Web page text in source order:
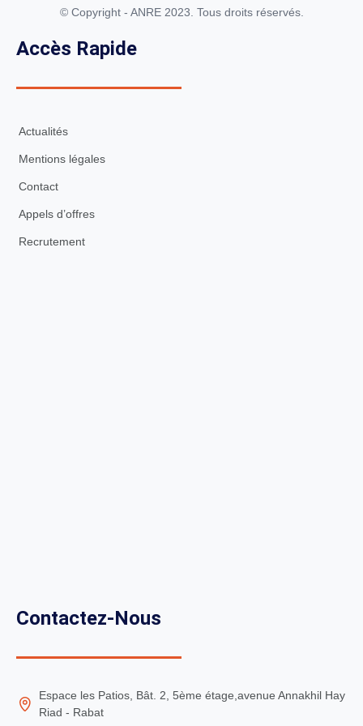
© Copyright - ANRE 2023. Tous droits réservés.
Accès Rapide
Actualités
Mentions légales
Contact
Appels d’offres
Recrutement
Contactez-Nous
Espace les Patios, Bât. 2, 5ème étage,avenue Annakhil Hay
Riad - Rabat